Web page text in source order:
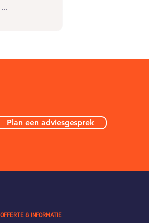
2 minuten om te lezen
Plan een adviesgesprek
OFFERTE & INFORMATIE